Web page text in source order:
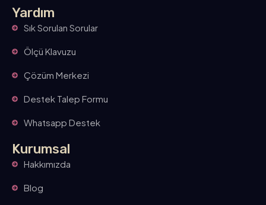
Yardım
Sık Sorulan Sorular
Ölçü Klavuzu
Çözüm Merkezi
Destek Talep Formu
Whatsapp Destek
Kurumsal
Hakkımızda
Blog